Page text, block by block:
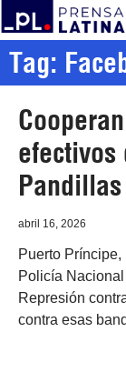
Tag:
efectivos
Pandillas
abril 16, 2026
Puerto
Policía
Represión
contra esas